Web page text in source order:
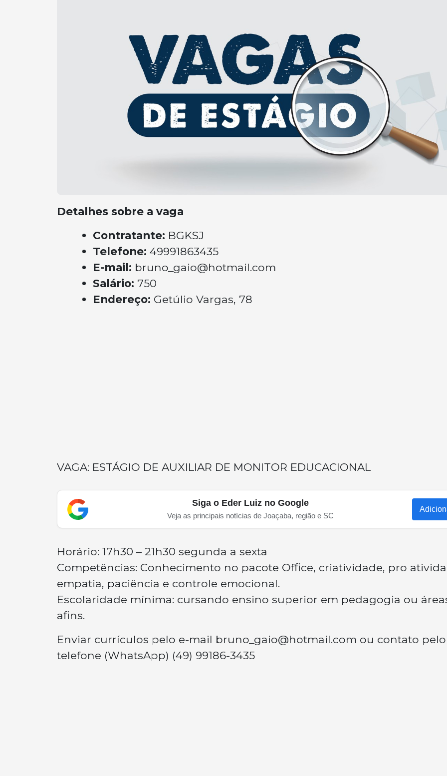
Detalhes sobre a vaga
Contratante: BGKSJ
Telefone: 49991863435
E-mail: bruno_gaio@hotmail.com
Salário: 750
Endereço: Getúlio Vargas, 78
VAGA: ESTÁGIO DE AUXILIAR DE MONITOR EDUCACIONAL
Siga o Eder Luiz no Google
Veja as principais notícias de Joaçaba, região e SC
Horário: 17h30 – 21h30 segunda a sexta
Competências: Conhecimento no pacote Office, criatividade, pro
empatia, paciência e controle emocional.
Escolaridade mínima: cursando ensino superior em pedagogia ou
afins.
Enviar currículos pelo e-mail bruno_gaio@hotmail.com ou contato pelo
telefone (WhatsApp) (49) 99186-3435